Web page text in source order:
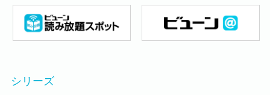
シリーズ